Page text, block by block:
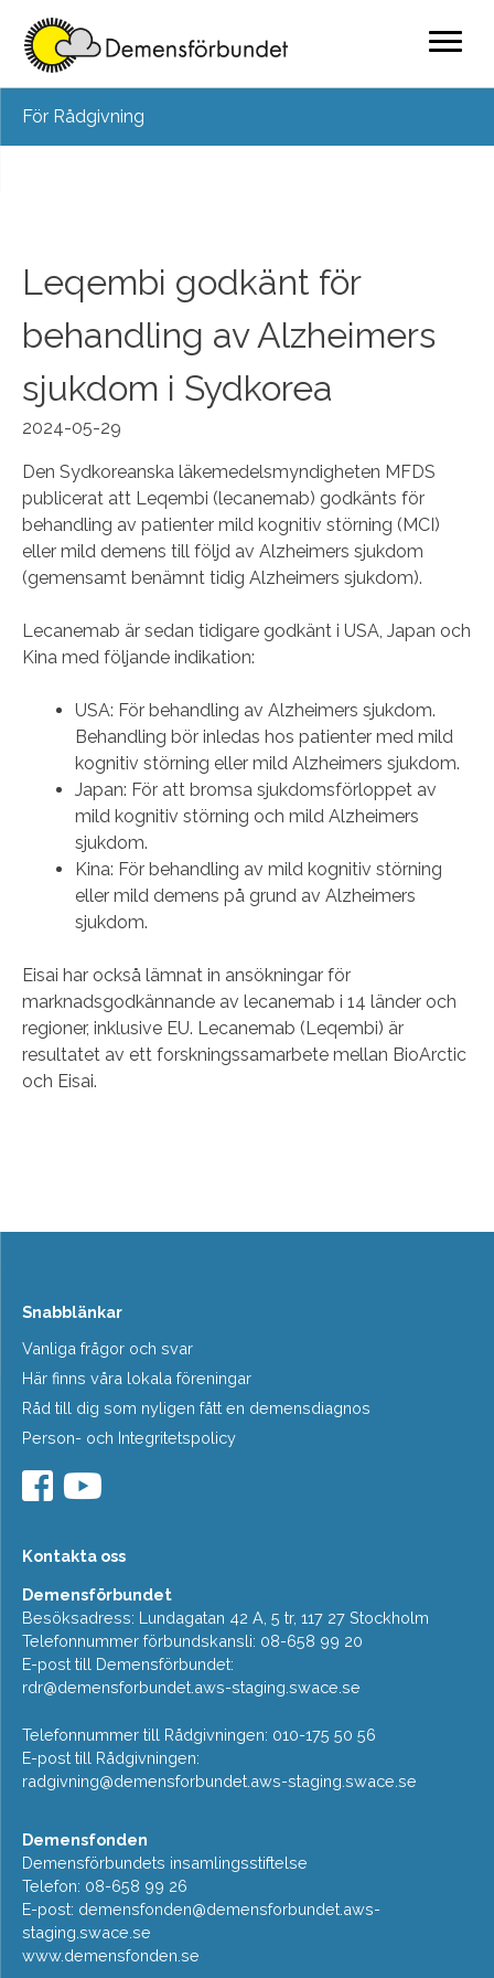
content
För Rådgivning
Leqembi godkänt för
behandling av Alzheimers
sjukdom i Sydkorea
2024-05-29
Den Sydkoreanska läkemedelsmyndigheten MFDS
publicerat att Leqembi (lecanemab) godkänts för
behandling av patienter mild kognitiv störning (MCI)
eller mild demens till följd av Alzheimers sjukdom
(gemensamt benämnt tidig Alzheimers sjukdom).
Lecanemab är sedan tidigare godkänt i USA, Japan och
Kina med följande indikation:
USA: För behandling av Alzheimers sjukdom.
Behandling bör inledas hos patienter med mild
kognitiv störning eller mild Alzheimers sjukdom.
Japan: För att bromsa sjukdomsförloppet av
mild kognitiv störning och mild Alzheimers
sjukdom.
Kina: För behandling av mild kognitiv störning
eller mild demens på grund av Alzheimers
sjukdom.
Eisai har också lämnat in ansökningar för
marknadsgodkännande av lecanemab i 14 länder och
regioner, inklusive EU. Lecanemab (Leqembi) är
resultatet av ett forskningssamarbete mellan BioArctic
och Eisai.
Snabblänkar
Vanliga frågor och svar
Här finns våra lokala föreningar
Råd till dig som nyligen fått en demensdiagnos
Person- och Integritetspolicy
Kontakta oss
Demensförbundet
Besöksadress: Lundagatan 42 A, 5 tr, 117 27 Stockholm
Telefonnummer förbundskansli: 08-658 99 20
E-post till Demensförbundet:
rdr@demensforbundet.aws-staging.swace.se
Telefonnummer till Rådgivningen: 010-175 50 56
E-post till Rådgivningen:
radgivning@demensforbundet.aws-staging.swace.se
Demensfonden
Demensförbundets insamlingsstiftelse
Telefon: 08-658 99 26
E-post: demensfonden@demensforbundet.aws-
staging.swace.se
www.demensfonden.se